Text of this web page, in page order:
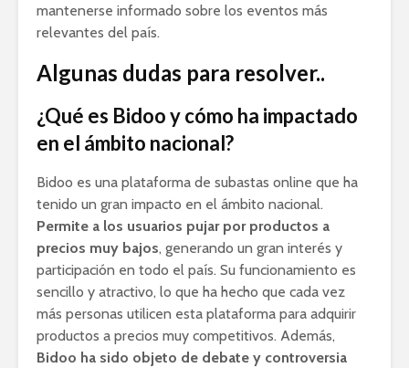
mantenerse informado sobre los eventos más
relevantes del país.
Algunas dudas para resolver..
¿Qué es Bidoo y cómo ha impactado
en el ámbito nacional?
Bidoo es una plataforma de subastas online que ha
tenido un gran impacto en el ámbito nacional.
Permite a los usuarios pujar por productos a
precios muy bajos, generando un gran interés y
participación en todo el país. Su funcionamiento es
sencillo y atractivo, lo que ha hecho que cada vez
más personas utilicen esta plataforma para adquirir
productos a precios muy competitivos. Además,
Bidoo ha sido objeto de debate y controversia